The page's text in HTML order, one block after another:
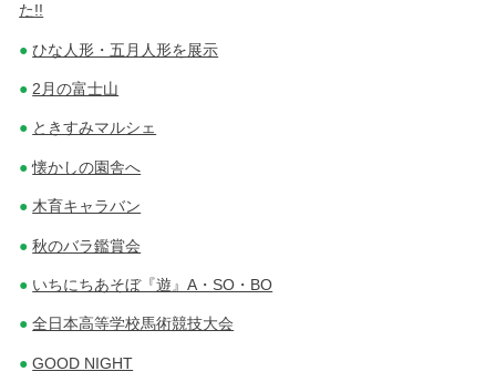
た!!
ひな人形・五月人形を展示
2月の富士山
ときすみマルシェ
懐かしの園舎へ
木育キャラバン
秋のバラ鑑賞会
いちにちあそぼ『遊』A・SO・BO
全日本高等学校馬術競技大会
GOOD NIGHT